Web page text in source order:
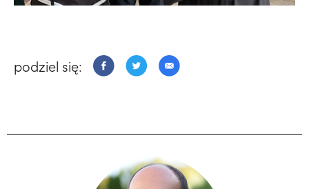
podziel się: